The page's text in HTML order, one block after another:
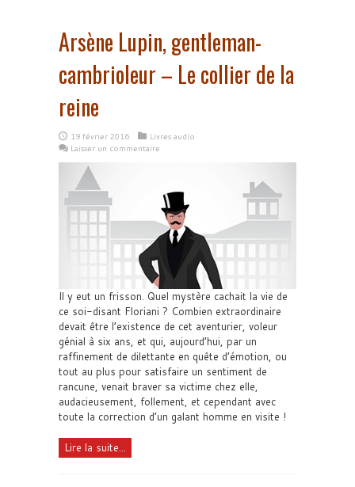
Arsène Lupin, gentleman-
cambrioleur – Le collier de la
reine
19 février 2016
Livres audio
Laisser un commentaire
Il y eut un frisson. Quel mystère cachait la vie de
ce soi-disant Floriani ? Combien extraordinaire
devait être l’existence de cet aventurier, voleur
génial à six ans, et qui, aujourd’hui, par un
raffinement de dilettante en quête d’émotion, ou
tout au plus pour satisfaire un sentiment de
rancune, venait braver sa victime chez elle,
audacieusement, follement, et cependant avec
toute la correction d’un galant homme en visite !
Lire la suite...